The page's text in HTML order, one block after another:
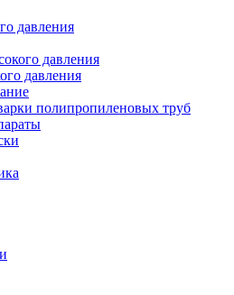
давления
давления
давления
полипропиленовых труб